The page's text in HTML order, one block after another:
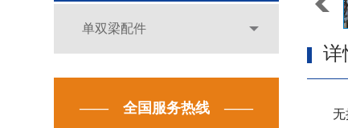
单双梁配件
—— 全国服务热线 ——
详
无接